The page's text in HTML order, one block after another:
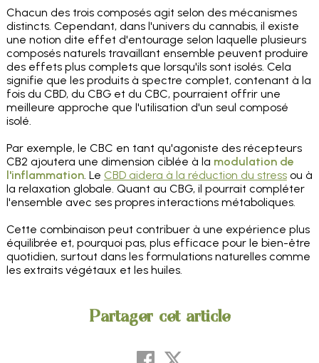
Chacun des trois composés agit selon des mécanismes
distincts. Cependant, dans l'univers du cannabis, il existe
une notion dite effet d'entourage selon laquelle plusieurs
composés naturels travaillant ensemble peuvent produire
des effets plus complets que lorsqu'ils sont isolés. Cela
signifie que les produits à spectre complet, contenant à la
fois du CBD, du CBG et du CBC, pourraient offrir une
meilleure approche que l'utilisation d'un seul composé
isolé.
Par exemple, le CBC en tant qu'agoniste des récepteurs
CB2 ajoutera une dimension ciblée à la modulation de
l'inflammation. Le CBD aidera à la réduction du stressou à
la relaxation globale. Quant au CBG, il pourrait compléter
l'ensemble avec ses propres interactions métaboliques.
Cette combinaison peut contribuer à une expérience plus
équilibrée et, pourquoi pas, plus efficace pour le bien-être
quotidien, surtout dans les formulations naturelles comme
les extraits végétaux et les huiles.
Partager cet article